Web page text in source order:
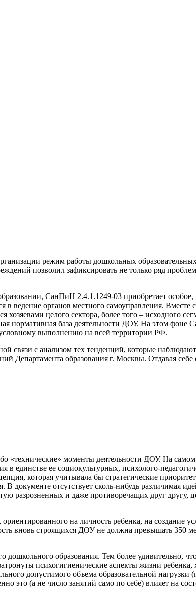
режим работы дошкольных
позволил зафиксировать не только ряд
СанПиН 2.4.1.1249-03 приобретает
органов местного самоуправления. Вместе
целого сектора, более того – исходного
нормативная база деятельности ДОУ. На этом фоне
выполнению на всей территории РФ.
связи с анализом тех тенденций, которые
Департамента образования г. Москвы. Отдавая себе
моменты деятельности ДОУ. На
в единстве ее социокультурных, психолого-
которая учитывала бы стратегические
отсутствует сколь-нибудь различимая
разрозненных и даже противоречащих друг другу,
на личность ребенка, на создание
вновь строящихся ДОУ не должна превышать 350
дошкольного образования. Тем более удивительно,
психогигиенические аспекты жизни
допустимого объема образовательной нагрузки
это (а не число занятий само по себе) влияет на